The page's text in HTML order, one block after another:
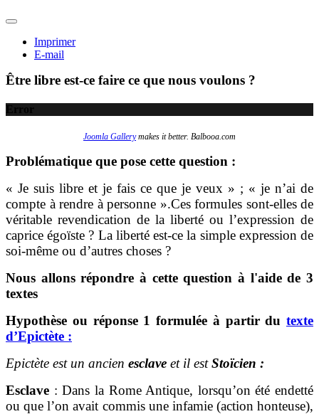
Imprimer
E-mail
Être libre est-ce faire ce que nous voulons ?
Error
Joomla Gallerymakes it better. Balbooa.com
Problématique que pose cette question :
« Je suis libre et je fais ce que je veux » ; « je n’ai de
compte à rendre à personne ».Ces formules sont-elles de
véritable revendication de la liberté ou l’expression de
caprice égoïste ? La liberté est-ce la simple expression de
soi-même ou d’autres choses ?
Nous allons répondre à cette question à l'aide de 3
textes
Hypothèse ou réponse 1 formulée à partir du texte
d’Epictète :
Epictète est un ancien esclave et il estStoïcien :
Esclave : Dans la Rome Antique, lorsqu’on été endetté
ou que l’on avait commis une infamie (action honteuse),